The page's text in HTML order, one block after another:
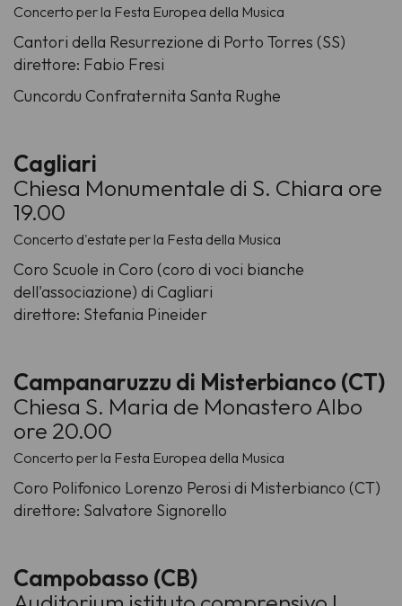
Concerto per la Festa Europea della Musica
Cantori della Resurrezione di Porto Torres (SS)
direttore: Fabio Fresi
Cuncordu Confraternita Santa Rughe
Cagliari
Chiesa Monumentale di S. Chiara ore
19.00
Concerto d'estate per la Festa della Musica
Coro Scuole in Coro (coro di voci bianche
dell'associazione) di Cagliari
direttore: Stefania Pineider
Campanaruzzu di Misterbianco (CT)
Chiesa S. Maria de Monastero Albo
ore 20.00
Concerto per la Festa Europea della Musica
Coro Polifonico Lorenzo Perosi di Misterbianco (CT)
direttore: Salvatore Signorello
Campobasso (CB)